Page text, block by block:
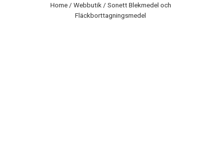
Home/ Webbutik / Sonett Blekmedel och
Fläckborttagningsmedel